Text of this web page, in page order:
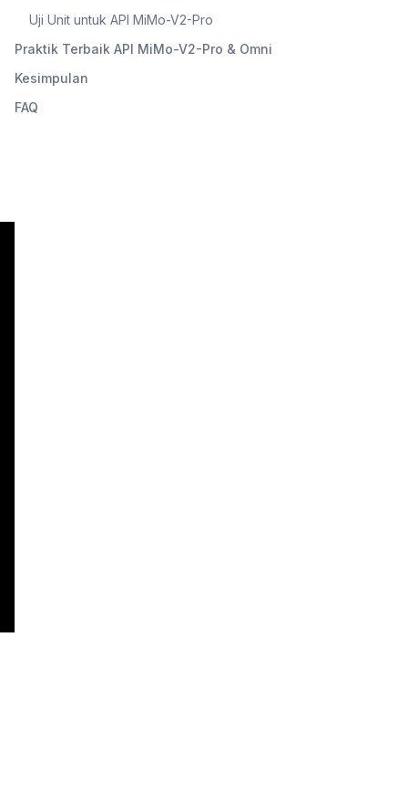
Uji Unit untuk API MiMo-V2-Pro
Praktik Terbaik API MiMo-V2-Pro & Omni
Kesimpulan
FAQ